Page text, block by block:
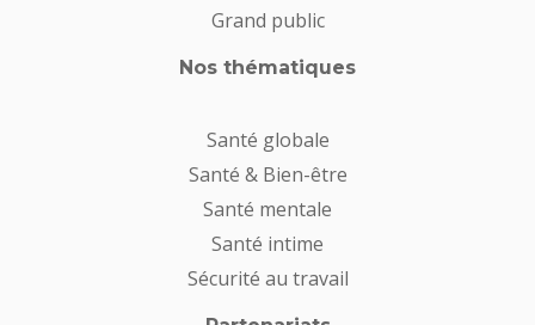
Grand public
Nos thématiques
Santé globale
Santé & Bien-être
Santé mentale
Santé intime
Sécurité au travail